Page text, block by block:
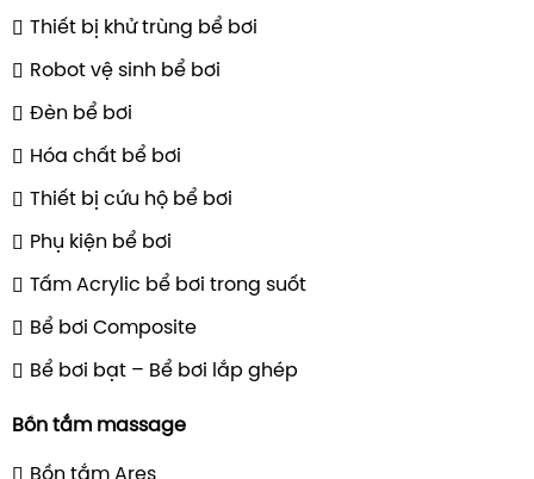
Thiết bị khử trùng bể bơi
Robot vệ sinh bể bơi
Đèn bể bơi
Hóa chất bể bơi
Thiết bị cứu hộ bể bơi
Phụ kiện bể bơi
Tấm Acrylic bể bơi trong suốt
Bể bơi Composite
Bể bơi bạt – Bể bơi lắp ghép
Bồn tắm massage